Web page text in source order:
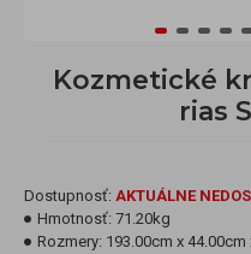
Kozmetické
rias
Dostupnosť: AKTUÁLNE
Hmotnosť: 71.20kg
Rozmery: 193.00cm x 44.00cm